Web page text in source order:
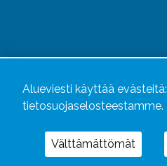
Alueviesti käyttää evästeitä:
tietosuojaselosteestamme.
Välttämättömät